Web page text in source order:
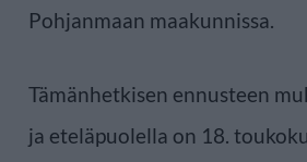
Pohjanmaan maakunnissa.
Tämänhetkisen ennusteen
ja eteläpuolella on 18.